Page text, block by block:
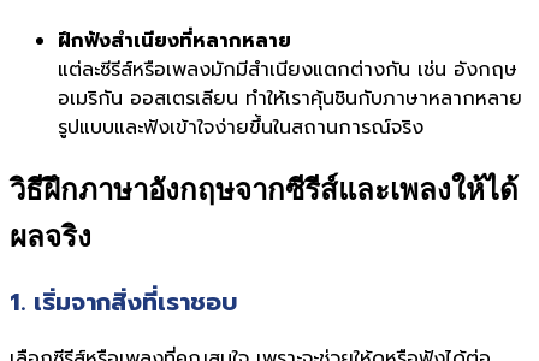
ฝึกฟังสำเนียงที่หลากหลาย
แต่ละซีรีส์หรือเพลงมักมีสำเนียงแตกต่างกัน เช่น อังกฤษ
อเมริกัน ออสเตรเลียน ทำให้เราคุ้นชินกับภาษาหลากหลาย
รูปแบบและฟังเข้าใจง่ายขึ้นในสถานการณ์จริง
วิธีฝึกภาษาอังกฤษจากซีรีส์และเพลงให้ได้
ผลจริง
1. เริ่มจากสิ่งที่เราชอบ